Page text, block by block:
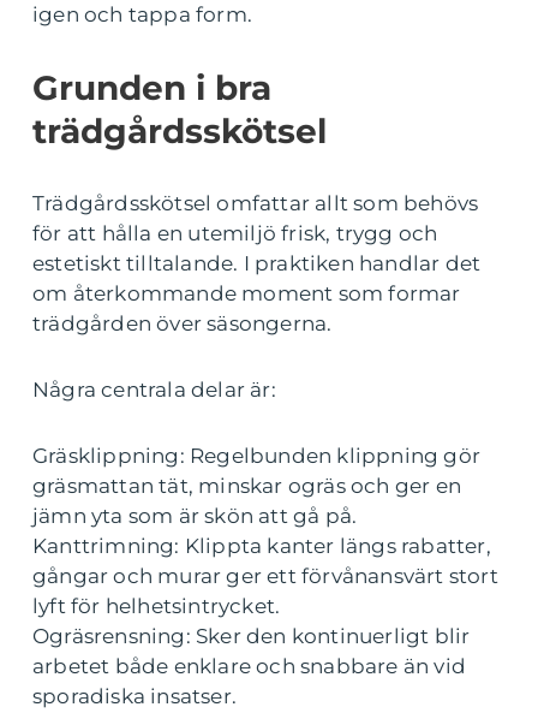
igen och tappa form.
Grunden i bra
trädgårdsskötsel
Trädgårdsskötsel omfattar allt som behövs
för att hålla en utemiljö frisk, trygg och
estetiskt tilltalande. I praktiken handlar det
om återkommande moment som formar
trädgården över säsongerna.
Några centrala delar är:
Gräsklippning: Regelbunden klippning gör
gräsmattan tät, minskar ogräs och ger en
jämn yta som är skön att gå på.
Kanttrimning: Klippta kanter längs rabatter,
gångar och murar ger ett förvånansvärt stort
lyft för helhetsintrycket.
Ogräsrensning: Sker den kontinuerligt blir
arbetet både enklare och snabbare än vid
sporadiska insatser.